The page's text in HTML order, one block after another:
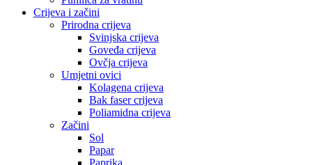
Crijeva i začini
Prirodna crijeva
Svinjska crijeva
Goveđa crijeva
Ovčja crijeva
Umjetni ovici
Kolagena crijeva
Bak faser crijeva
Poliamidna crijeva
Začini
Sol
Papar
Paprika